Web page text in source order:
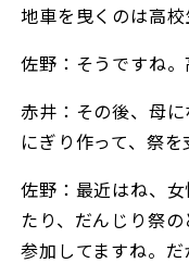
地車を曳くのは高
佐野：そうですね。
赤井：その後、母
にぎり作って、祭を
佐野：最近はね、
たり、だんじり祭
参加してますね。